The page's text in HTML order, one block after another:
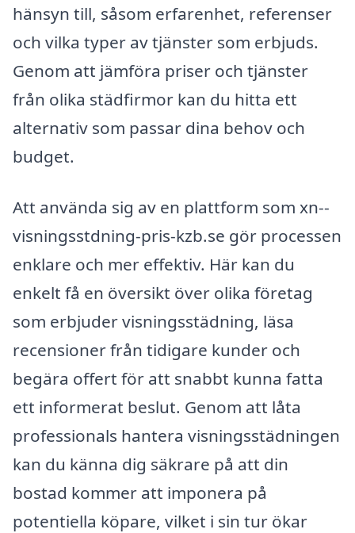
hänsyn till, såsom erfarenhet, referenser
och vilka typer av tjänster som erbjuds.
Genom att jämföra priser och tjänster
från olika städfirmor kan du hitta ett
alternativ som passar dina behov och
budget.
Att använda sig av en plattform som xn--
visningsstdning-pris-kzb.se gör processen
enklare och mer effektiv. Här kan du
enkelt få en översikt över olika företag
som erbjuder visningsstädning, läsa
recensioner från tidigare kunder och
begära offert för att snabbt kunna fatta
ett informerat beslut. Genom att låta
professionals hantera visningsstädningen
kan du känna dig säkrare på att din
bostad kommer att imponera på
potentiella köpare, vilket i sin tur ökar